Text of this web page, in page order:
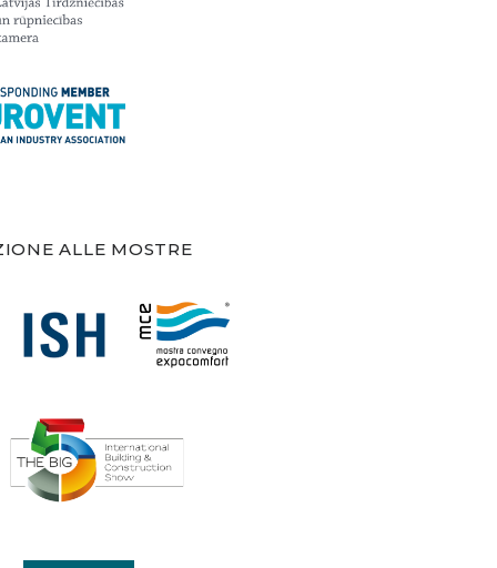
ALLE MOSTRE